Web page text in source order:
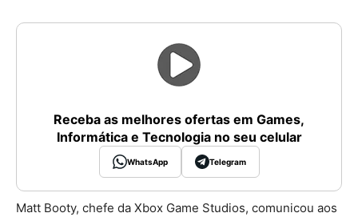
Receba as melhores ofertas em Games,
Informática e Tecnologia no seu celular
WhatsApp Telegram
Matt Booty, chefe da Xbox Game Studios, comunicou aos